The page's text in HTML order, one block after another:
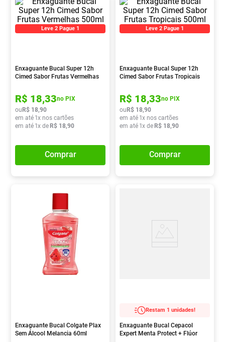
Leve 2 Pague 1
Enxaguante Bucal Super 12h
Cimed Sabor Frutas Vermelhas
R$ 18,33no PIX
ouR$ 18,90
em até 1x nos cartões
em até 1x deR$ 18,90
Comprar
Leve 2 Pague 1
Enxaguante Bucal Super 12h
Cimed Sabor Frutas Tropicais
R$ 18,33no PIX
ouR$ 18,90
em até 1x nos cartões
em até 1x deR$ 18,90
Comprar
Enxaguante Bucal Colgate Plax
Sem Álcool Melancia 60ml
Restam 1 unidades!
Enxaguante Bucal Cepacol
Expert Menta Protect + Flúor